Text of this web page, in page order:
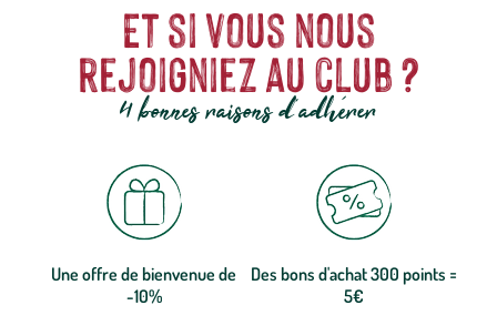
Et si vous nous
rejoigniez au club ?
4 bonnes raisons d'adhérer
Une offre de bienvenue de
-10%
Des bons d'achat 300 points =
5€